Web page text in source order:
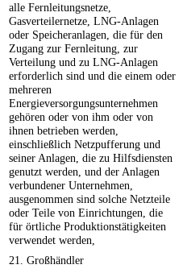
alle Fernleitungsnetze,
Gasverteilernetze, LNG-Anlagen
oder Speicheranlagen, die für den
Zugang zur Fernleitung, zur
Verteilung und zu LNG-Anlagen
erforderlich sind und die einem oder
mehreren
Energieversorgungsunternehmen
gehören oder von ihm oder von
ihnen betrieben werden,
einschließlich Netzpufferung und
seiner Anlagen, die zu Hilfsdiensten
genutzt werden, und der Anlagen
verbundener Unternehmen,
ausgenommen sind solche Netzteile
oder Teile von Einrichtungen, die
für örtliche Produktionstätigkeiten
verwendet werden,
21. Großhändler